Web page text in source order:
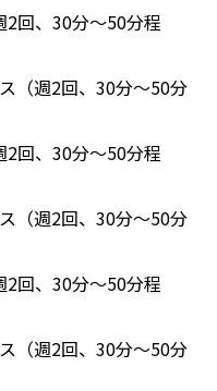
2回、30分～50分程
（週2回、30分～50分
2回、30分～50分程
（週2回、30分～50分
2回、30分～50分程
（週2回、30分～50分